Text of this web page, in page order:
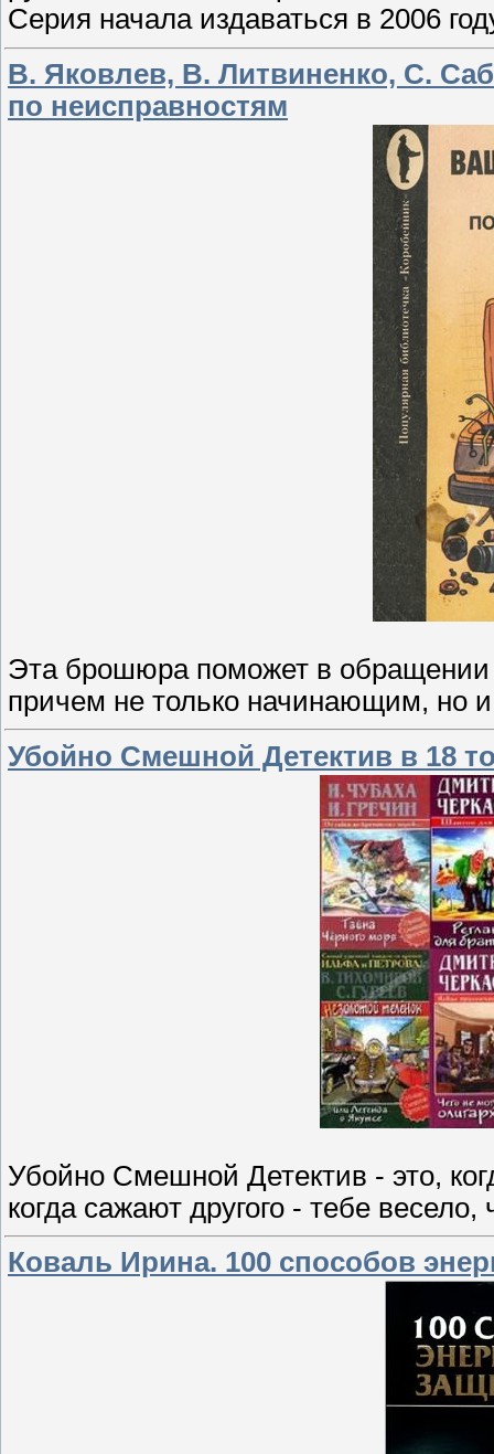
Серия начала издаваться в 2006
В. Яковлев, В. Литвиненко, С.
по неисправностям
Эта брошюра поможет в
причем не только начинающим, но
Убойно Смешной Детектив в 18
Убойно Смешной Детектив - это,
когда сажают другого - тебе
Коваль Ирина. 100 способов